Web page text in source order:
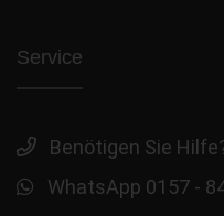
Service
Benötigen Sie
WhatsApp 0157 -